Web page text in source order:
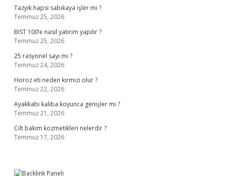
Tazyik hapsi sabıkaya işler mi ?
Temmuz 25, 2026
BIST 100’e nasıl yatırım yapılır ?
Temmuz 25, 2026
25 rasyonel sayı mı ?
Temmuz 24, 2026
Horoz eti neden kırmızı olur ?
Temmuz 22, 2026
Ayakkabı kalıba koyunca genişler mi ?
Temmuz 21, 2026
Cilt bakım kozmetikleri nelerdir ?
Temmuz 17, 2026